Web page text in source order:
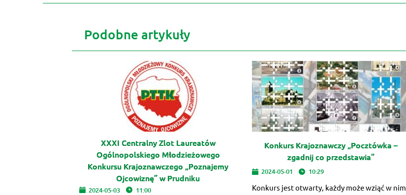
Podobne artykuły
XXXI Centralny Zlot Laureatów
Ogólnopolskiego Młodzieżowego
Konkursu Krajoznawczego „Poznajemy
Ojcowiznę” w Prudniku
2024-05-03 11:00
Konkurs Krajoznawczy „Pocztówka –
zgadnij co przedstawia”
2024-05-01 10:29
Konkurs jest otwarty, każdy może wziąć w nim